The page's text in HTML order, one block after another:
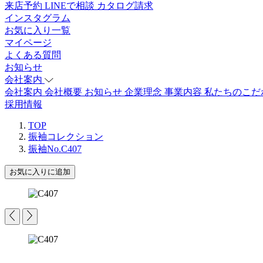
来店予約 LINEで相談 カタログ請求
インスタグラム
お気に入り一覧
マイページ
よくある質問
お知らせ
会社案内
会社案内 会社概要 お知らせ 企業理念 事業内容 私たちのこだ
採用情報
TOP
振袖コレクション
振袖No.C407
お気に入りに追加